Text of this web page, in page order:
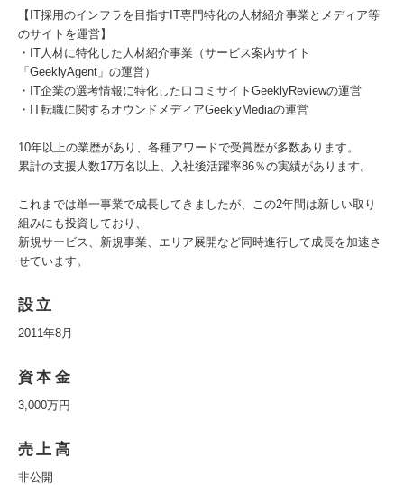
【IT採用のインフラを目指すIT専門特化の人材紹介事業とメディア等
のサイトを運営】
・IT人材に特化した人材紹介事業（サービス案内サイト
「GeeklyAgent」の運営）
・IT企業の選考情報に特化した口コミサイトGeeklyReviewの運営
・IT転職に関するオウンドメディアGeeklyMediaの運営
10年以上の業歴があり、各種アワードで受賞歴が多数あります。
累計の支援人数17万名以上、入社後活躍率86％の実績があります。
これまでは単一事業で成長してきましたが、この2年間は新しい取り
組みにも投資しており、
新規サービス、新規事業、エリア展開など同時進行して成長を加速さ
せています。
設立
2011年8月
資本金
3,000万円
売上高
非公開